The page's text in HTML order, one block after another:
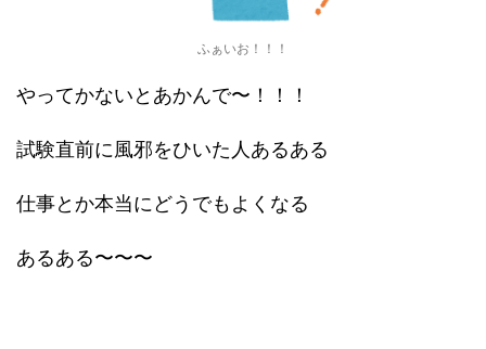
ふぁいお！！！
やってかないとあかんで〜！！！
試験直前に風邪をひいた人あるある
仕事とか本当にどうでもよくなる
あるある〜〜〜